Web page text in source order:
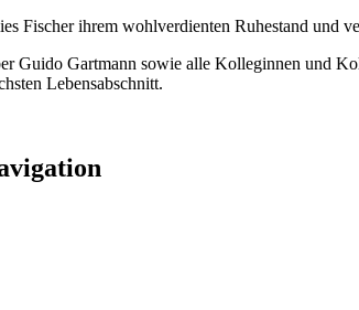
Fischer ihrem wohlverdienten Ruhestand und
Guido Gartmann sowie alle Kolleginnen und
Lebensabschnitt.